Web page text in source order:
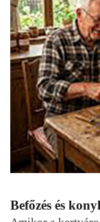
Befőzés és